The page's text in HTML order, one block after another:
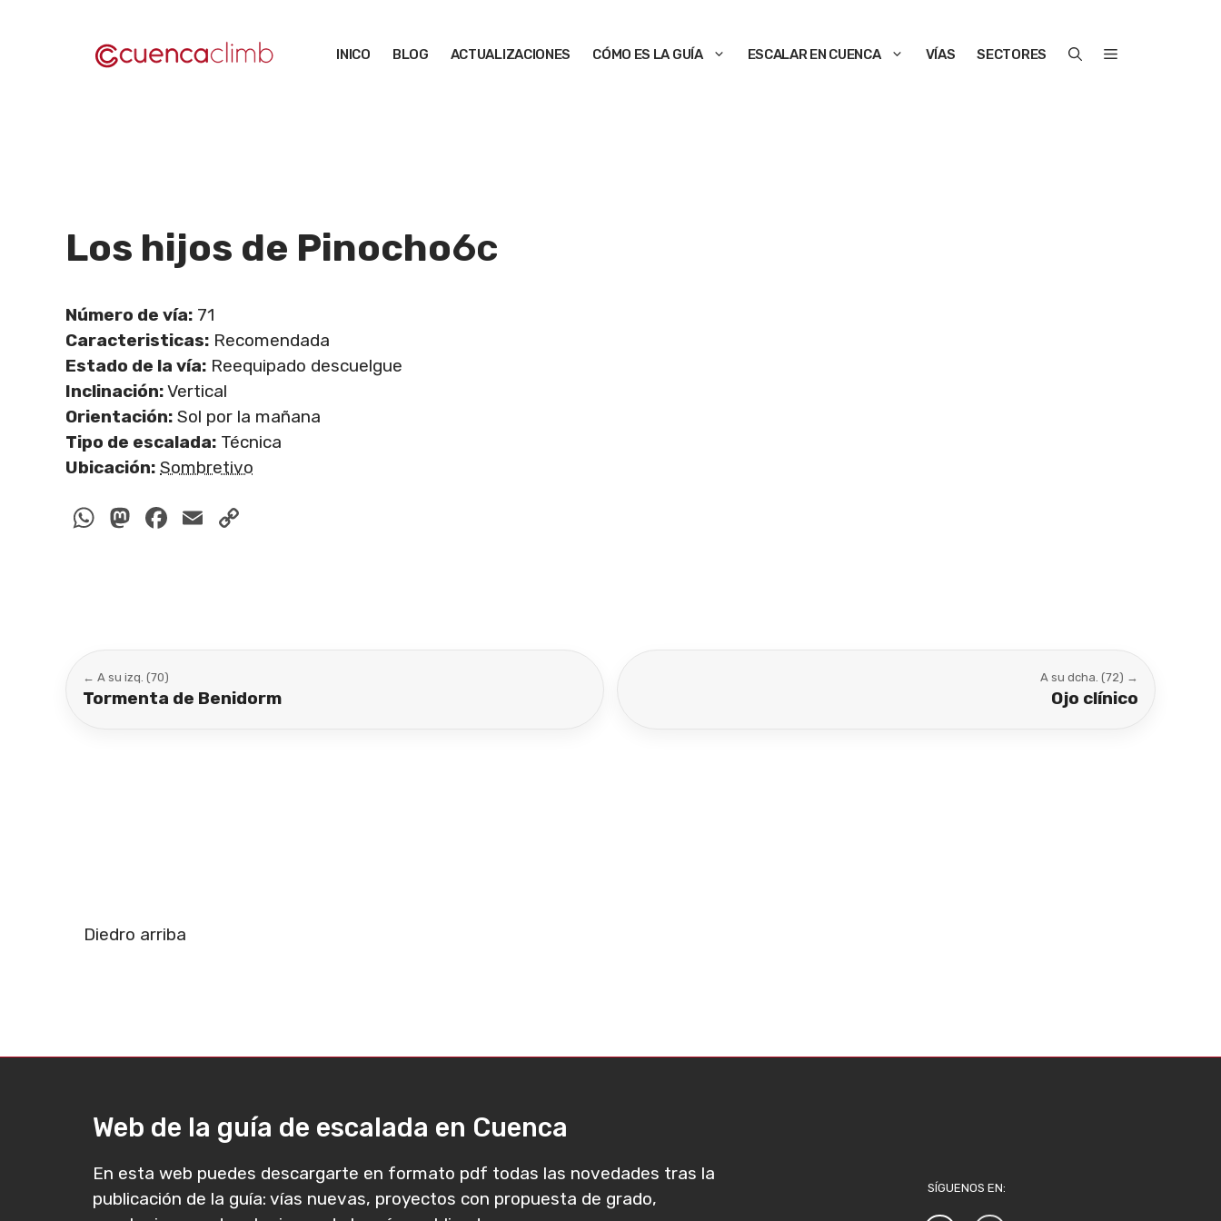
INICO BLOG ACTUALIZACIONES CÓMO ES LA GUÍA ESCALAR EN CUENCA VÍAS SECTORES
Los hijos de Pinocho6c
Número de vía: 71
Caracteristicas: Recomendada
Estado de la vía: Reequipado descuelgue
Inclinación:Vertical
Orientación: Sol por la mañana
Tipo de escalada: Técnica
Ubicación: Sombretivo
WhatsApp
Mastodon
Facebook
Email
← A su izq. (70)
Tormenta de Benidorm
A su dcha. (72) →
Ojo clínico
Diedro arriba
Web de la guía de escalada en Cuenca
En esta web puedes descargarte en formato pdf todas las novedades tras la
publicación de la guía: vías nuevas, proyectos con propuesta de grado,
SÍGUENOS EN: